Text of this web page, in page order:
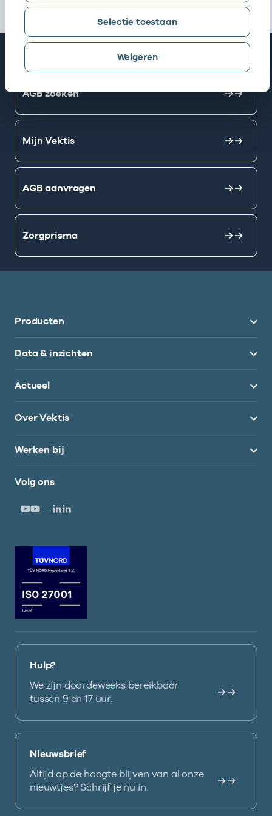
Selectie toestaan
Weigeren
AGB zoeken
Mijn Vektis
AGB aanvragen
Zorgprisma
Producten
Data & inzichten
Actueel
Over Vektis
Werken bij
Volg ons
Hulp?
We zijn doordeweeks bereikbaar
tussen 9 en 17 uur.
Nieuwsbrief
Altijd op de hoogte blijven van al onze
nieuwtjes? Schrijf je nu in.